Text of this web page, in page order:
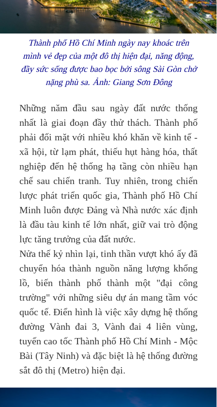
Thành phố Hồ Chí Minh ngày nay khoác trên
mình vẻ đẹp của một đô thị hiện đại, năng động,
đầy sức sống được bao bọc bởi sông Sài Gòn chở
nặng phù sa. Ảnh: Giang Sơn Đông
Những năm đầu sau ngày đất nước thống
nhất là giai đoạn đầy thử thách. Thành phố
phải đối mặt với nhiều khó khăn về kinh tế -
xã hội, từ lạm phát, thiếu hụt hàng hóa, thất
nghiệp đến hệ thống hạ tầng còn nhiều hạn
chế sau chiến tranh. Tuy nhiên, trong chiến
lược phát triển quốc gia, Thành phố Hồ Chí
Minh luôn được Đảng và Nhà nước xác định
là đầu tàu kinh tế lớn nhất, giữ vai trò động
lực tăng trưởng của đất nước.
Nửa thế kỷ nhìn lại, tinh thần vượt khó ấy đã
chuyển hóa thành nguồn năng lượng khổng
lồ, biến thành phố thành một "đại công
trường" với những siêu dự án mang tầm vóc
quốc tế. Điển hình là việc xây dựng hệ thống
đường Vành đai 3, Vành đai 4 liên vùng,
tuyến cao tốc Thành phố Hồ Chí Minh - Mộc
Bài (Tây Ninh) và đặc biệt là hệ thống đường
sắt đô thị (Metro) hiện đại.